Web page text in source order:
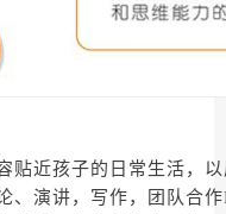
贴近孩子的日常生活，
、演讲，写作，团队合